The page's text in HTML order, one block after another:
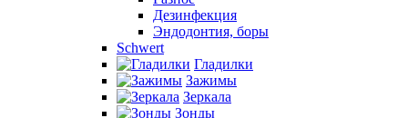
Дезинфекция
Эндодонтия, боры
Schwert
Гладилки
Зажимы
Зеркала
Зонды